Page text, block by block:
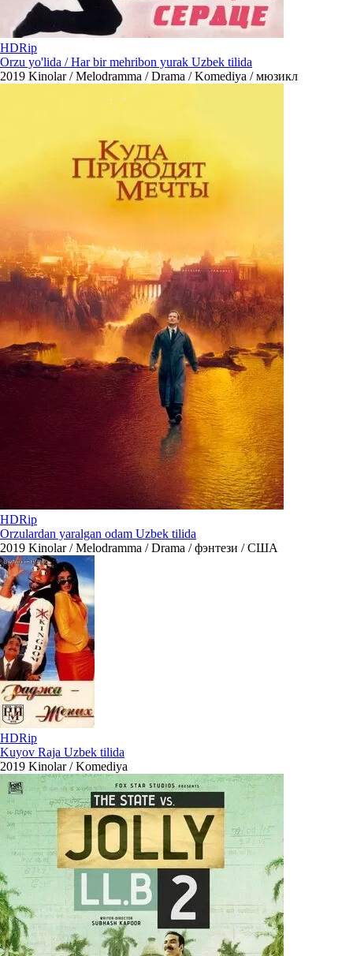
HDRip
Orzu yo'lida / Har bir mehribon yurak Uzbek tilida
2019 Kinolar / Melodramma / Drama / Komediya / мюзикл
HDRip
Orzulardan yaralgan odam Uzbek tilida
2019 Kinolar / Melodramma / Drama / фэнтези / США
HDRip
Kuyov Raja Uzbek tilida
2019 Kinolar / Komediya